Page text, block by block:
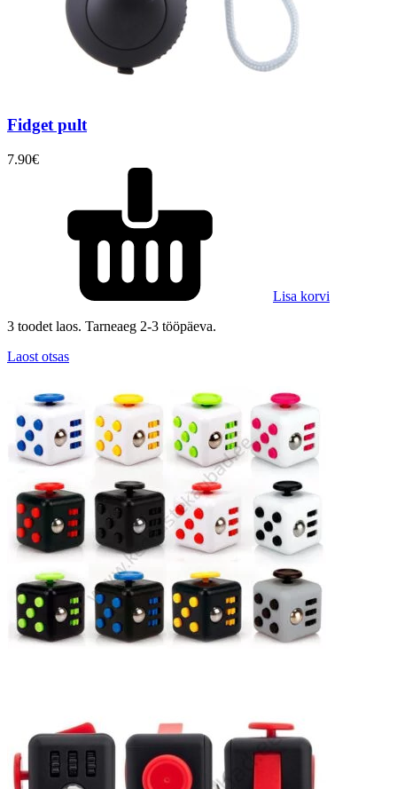
Fidget pult
7.90€
Lisa korvi
3 toodet laos. Tarneaeg 2-3 tööpäeva.
Laost otsas